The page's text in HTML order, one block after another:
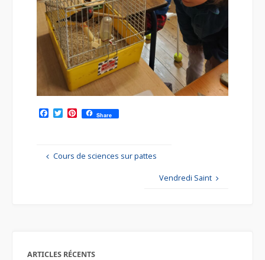
F
a
b
o
T
w
e
P
i
e
r
Share
Cours de sciences sur pattes
Vendredi Saint
ARTICLES RÉCENTS